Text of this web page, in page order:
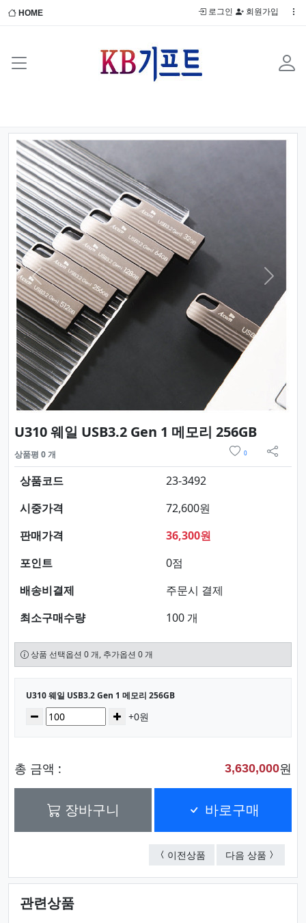
HOME 로그인 회원가입
Previous Next
U310 웨일 USB3.2 Gen 1 메모리 256GB요약정
상품평 0 개 0
sns 공
상품코드
23-3492
시중가격
72,600원
판매가격
36,300원
포인트
0점
배송비결제
주문시 결제
최소구매수량
100 개
상품 선택옵션 0 개, 추가옵션 0 개
선택된 옵션
U310 웨일 USB3.2 Gen 1 메모리 256GB
수량감소 증가+0원
총 금액 : 3,630,000원
장바구니 바로구매
이전상품 휴대폰 호환 OTG20 버
다음 상품 U310
관련상품